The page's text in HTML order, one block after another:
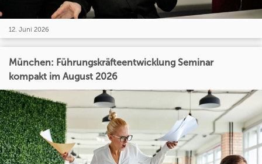
12. Juni 2026
München: Führungskräfteentwicklung Seminar
kompakt im August 2026